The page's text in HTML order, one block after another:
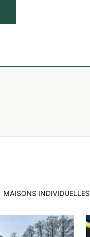
MAISONS INDIVIDUELLES